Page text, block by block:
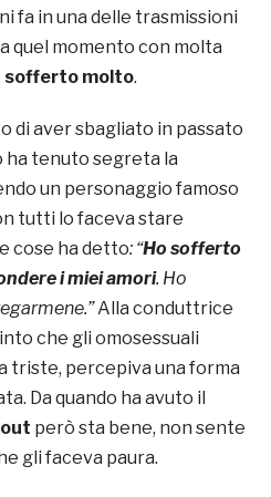
fa in una delle trasmissioni
quel momento con molta
sofferto molto.
di aver sbagliato in passato
tenuto segreta la
un personaggio famoso
tutti lo faceva stare
cose ha detto: “Ho sofferto
i miei amori. Ho
Alla conduttrice
che gli omosessuali
triste, percepiva una forma
Da quando ha avuto il
però sta bene, non sente
gli faceva paura.